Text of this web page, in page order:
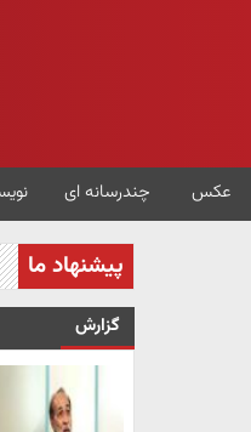
عکس چندرسانه ای
پیشنهاد ما
گزارش